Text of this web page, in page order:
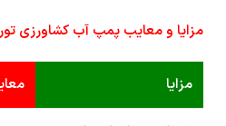
مزایا و معایب پمپ آب کشاورزی
مزایا